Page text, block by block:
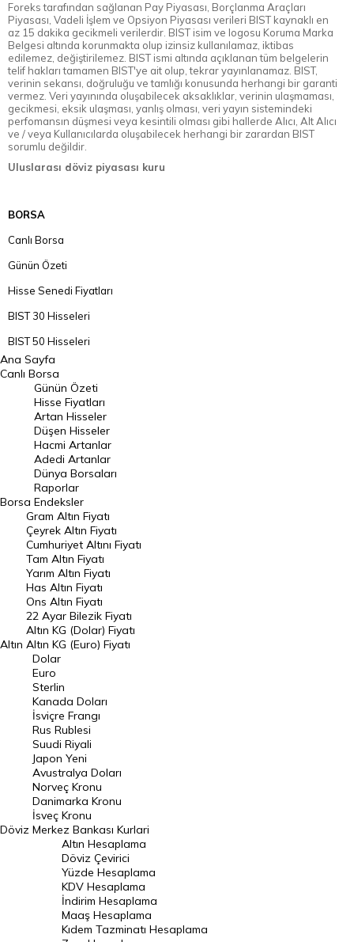
Foreks tarafından sağlanan Pay Piyasası, Borçlanma Araçları
Piyasası, Vadeli İşlem ve Opsiyon Piyasası verileri BIST kaynaklı en
az 15 dakika gecikmeli verilerdir. BIST isim ve logosu Koruma Marka
Belgesi altında korunmakta olup izinsiz kullanılamaz, iktibas
edilemez, değiştirilemez. BIST ismi altında açıklanan tüm belgelerin
telif hakları tamamen BIST'ye ait olup, tekrar yayınlanamaz. BIST,
verinin sekansı, doğruluğu ve tamlığı konusunda herhangi bir garanti
vermez. Veri yayınında oluşabilecek aksaklıklar, verinin ulaşmaması,
gecikmesi, eksik ulaşması, yanlış olması, veri yayın sistemindeki
perfomansın düşmesi veya kesintili olması gibi hallerde Alıcı, Alt Alıcı
ve / veya Kullanıcılarda oluşabilecek herhangi bir zarardan BIST
sorumlu değildir.
Uluslarası döviz piyasası kuru
BORSA
Canlı Borsa
Günün Özeti
Hisse Senedi Fiyatları
BIST 30 Hisseleri
BIST 50 Hisseleri
BIST 100 Hisseleri
En Çok Artan Hisseler
En Çok Düşen Hisseler
Hacmi Artanlar
Geçmiş Kapanışlar
Dünya Borsaları
Raporlar
Endeksler
DÖVİZ
Döviz Kuru
Dolar Kuru
Euro Kuru
Pound Kuru
Frank Kuru
Riyal Kuru
Avustralya Doları
Danimarka Kronu Kuru
Kanada Doları Kuru
Norveç Kronu Kuru
İsveç Kronu Kuru
Japon Yeni Kuru
Serbest Piyasa Döviz Kurları
Merkez Bankası Döviz Kurları
Ana Sayfa
Canlı Borsa
Borsa
Günün Özeti
Hisse Fiyatları
Artan Hisseler
Düşen Hisseler
Hacmi Artanlar
Adedi Artanlar
Dünya Borsaları
Raporlar
Endeksler
Altın
Gram Altın Fiyatı
Çeyrek Altın Fiyatı
Cumhuriyet Altını Fiyatı
Tam Altın Fiyatı
Yarım Altın Fiyatı
Has Altın Fiyatı
Ons Altın Fiyatı
22 Ayar Bilezik Fiyatı
Altın KG (Dolar) Fiyatı
Altın KG (Euro) Fiyatı
Döviz
Dolar
Euro
Sterlin
Kanada Doları
İsviçre Frangı
Rus Rublesi
Suudi Riyali
Japon Yeni
Avustralya Doları
Norveç Kronu
Danimarka Kronu
İsveç Kronu
Merkez Bankası Kurlari
Altın Hesaplama
Döviz Çevirici
Yüzde Hesaplama
KDV Hesaplama
İndirim Hesaplama
Maaş Hesaplama
Kıdem Tazminatı Hesaplama